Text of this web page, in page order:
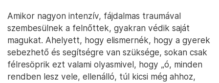
Amikor nagyon intenzív, fájdalmas traumával
szembesülnek a felnőttek, gyakran védik saját
magukat. Ahelyett, hogy elismernék, hogy a gyerek
sebezhető és segítségre van szüksége, sokan csak
félresöprik ezt valami olyasmivel, hogy „ó, minden
rendben lesz vele, ellenálló, túl kicsi még ahhoz,